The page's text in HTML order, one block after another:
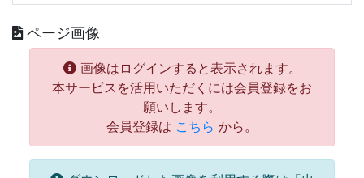
ページ画像
画像はログインすると表示されます。
本サービスを活用いただくには会員登録をお
願いします。
会員登録は こちら から。